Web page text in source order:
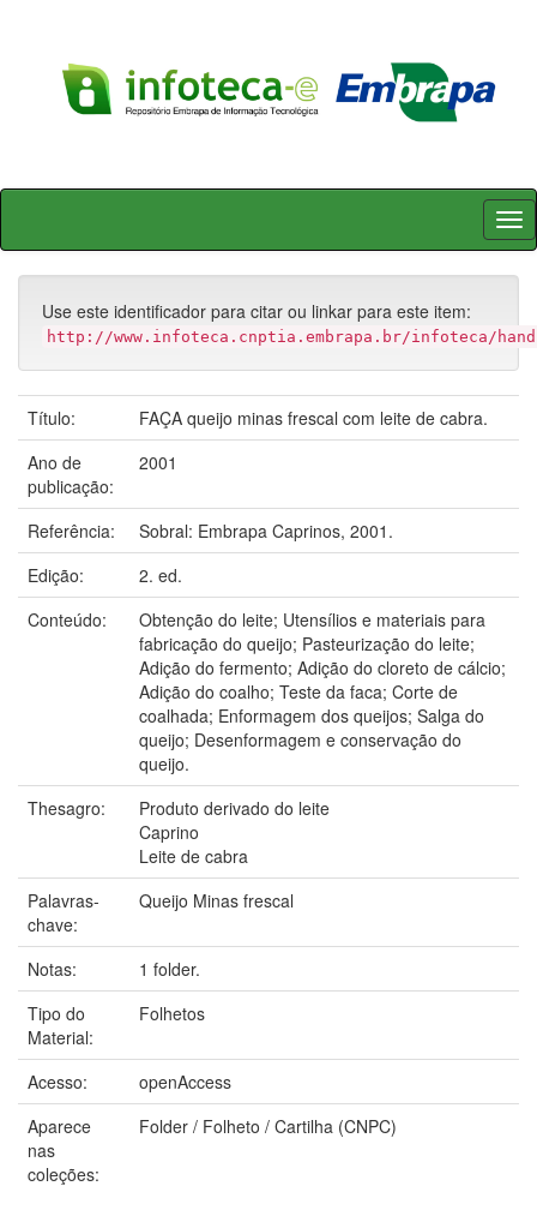
Skip
Use este identificador para citar ou linkar para este item:
http://www.infoteca.cnptia.embrapa.br/infoteca/
Título:
FAÇA queijo minas frescal com leite de cabra.
Ano de
publicação:
2001
Referência:
Sobral: Embrapa Caprinos, 2001.
Edição:
2. ed.
Conteúdo:
Obtenção do leite; Utensílios e materiais para
fabricação do queijo; Pasteurização do leite;
Adição do fermento; Adição do cloreto de cálcio;
Adição do coalho; Teste da faca; Corte de
coalhada; Enformagem dos queijos; Salga do
queijo; Desenformagem e conservação do
queijo.
Thesagro:
Produto derivado do leite
Caprino
Leite de cabra
Palavras-
chave:
Queijo Minas frescal
Notas:
1 folder.
Tipo do
Material:
Folhetos
Acesso:
openAccess
Aparece
nas
coleções:
Folder / Folheto / Cartilha (CNPC)